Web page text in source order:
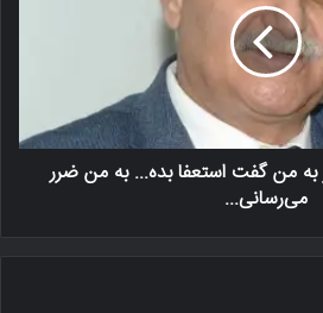
من گفت استعفا بده... به من ضرر
می‌رسانی...